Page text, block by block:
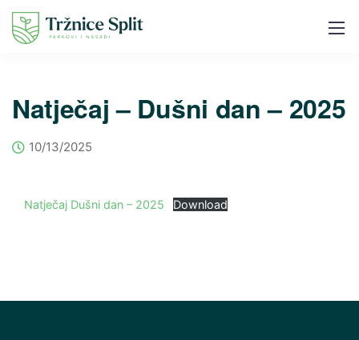
Natječaj – Dušni dan – 2025
10/13/2025
Natječaj Dušni dan – 2025 Download